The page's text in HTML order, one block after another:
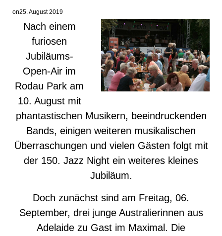
on25. August 2019
Nach einem
furiosen
Jubiläums-
Open-Air im
Rodau Park am
10. August mit
phantastischen Musikern, beeindruckenden
Bands, einigen weiteren musikalischen
Überraschungen und vielen Gästen folgt mit
der 150. Jazz Night ein weiteres kleines
Jubiläum.
Doch zunächst sind am Freitag, 06.
September, drei junge Australierinnen aus
Adelaide zu Gast im Maximal. Die